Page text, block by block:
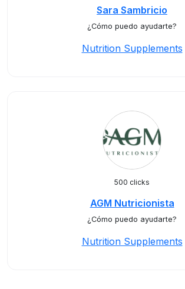
Sara Sambricio
¿Cómo puedo ayudarte?
Nutrition Supplements
500 clicks
AGM Nutricionista
¿Cómo puedo ayudarte?
Nutrition Supplements